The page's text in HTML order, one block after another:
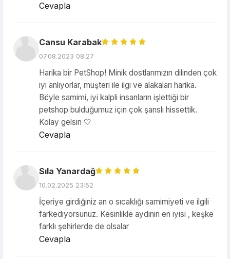
Cevapla
Cansu Karabak
07.08.2023 08:27
Harika bir PetShop! Minik dostlarımızın dilinden çok
iyi anlıyorlar, müşteri ile ilgi ve alakaları harika.
Böyle samimi, iyi kalpli insanların işlettiği bir
petshop bulduğumuz için çok şanslı hissettik.
Kolay gelsin 🤍
Cevapla
Sıla Yanardağ
10.02.2025 23:52
İçeriye girdiğiniz an o sıcaklığı samimiyeti ve ilgili
farkediyorsunuz. Kesinlikle aydının en iyisi , keşke
farklı şehirlerde de olsalar
Cevapla